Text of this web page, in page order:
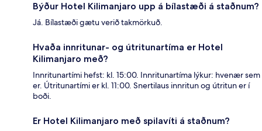
Býður Hotel Kilimanjaro upp á bílastæði á staðnum?
Já. Bílastæði gætu verið takmörkuð.
Hvaða innritunar- og útritunartíma er Hotel
Kilimanjaro með?
Innritunartími hefst: kl. 15:00. Innritunartíma lýkur: hvenær sem
er. Útritunartími er kl. 11:00. Snertilaus innritun og útritun er í
boði.
Er Hotel Kilimanjaro með spilavíti á staðnum?